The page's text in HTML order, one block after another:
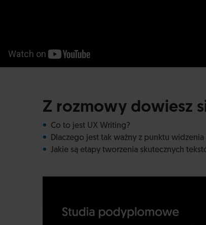
Z rozmowy dowiesz
Co to jest UX Writing?
Dlaczego jest tak ważny z punktu
Jakie są etapy tworzenia skutecznych